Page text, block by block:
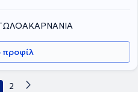
προφίλ
2